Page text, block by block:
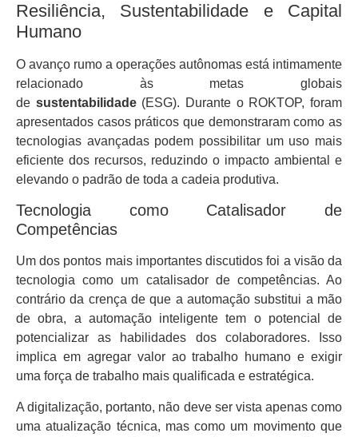
Resiliência, Sustentabilidade e Capital
Humano
O avanço rumo a operações autônomas está intimamente
relacionado às metas globais
de sustentabilidade(ESG). Durante o ROKTOP, foram
apresentados casos práticos que demonstraram como as
tecnologias avançadas podem possibilitar um uso mais
eficiente dos recursos, reduzindo o impacto ambiental e
elevando o padrão de toda a cadeia produtiva.
Tecnologia como Catalisador de
Competências
Um dos pontos mais importantes discutidos foi a visão da
tecnologia como um catalisador de competências. Ao
contrário da crença de que a automação substitui a mão
de obra, a automação inteligente tem o potencial de
potencializar as habilidades dos colaboradores. Isso
implica em agregar valor ao trabalho humano e exigir
uma força de trabalho mais qualificada e estratégica.
A digitalização, portanto, não deve ser vista apenas como
uma atualização técnica, mas como um movimento que